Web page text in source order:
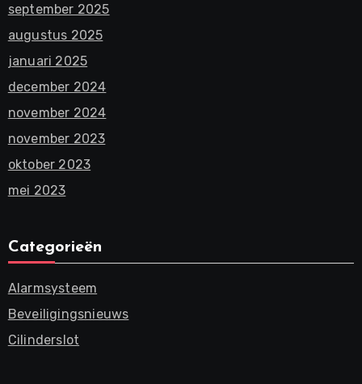
september 2025
augustus 2025
januari 2025
december 2024
november 2024
november 2023
oktober 2023
mei 2023
Categorieën
Alarmsysteem
Beveiligingsnieuws
Cilinderslot